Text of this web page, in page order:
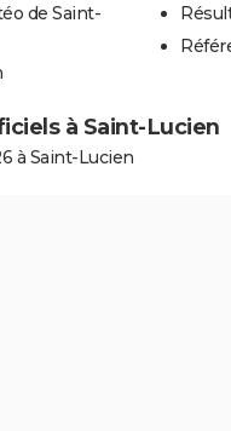
de Saint-
à Saint-Lucien
à Saint-Lucien